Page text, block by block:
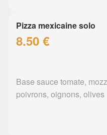
Pizza mexicaine solo
8.50 €
Base sauce tomate,
poivrons, oignons, olives